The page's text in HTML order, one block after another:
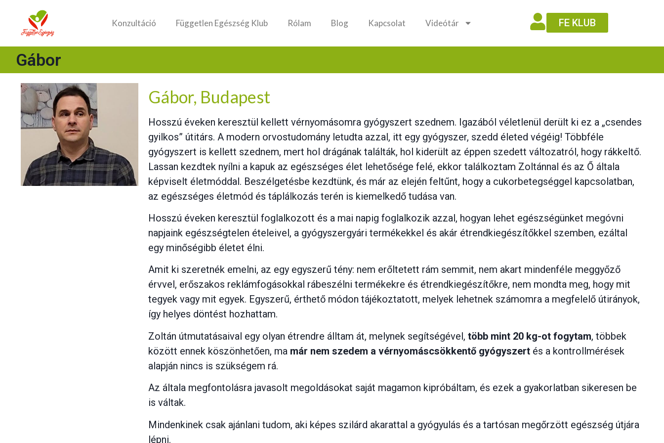
Konzultáció Független Egészség Klub Rólam Blog Kapcsolat Videótár FE KLUB
Gábor
Gábor, Budapest
Hosszú éveken keresztül kellett vérnyomásomra gyógyszert szednem. Igazából véletlenül derült ki ez a „csendes
gyilkos” útitárs. A modern orvostudomány letudta azzal, itt egy gyógyszer, szedd életed végéig! Többféle
gyógyszert is kellett szednem, mert hol drágának találták, hol kiderült az éppen szedett változatról, hogy rákkeltő.
Lassan kezdtek nyílni a kapuk az egészséges élet lehetősége felé, ekkor találkoztam Zoltánnal és az Ő általa
képviselt életmóddal. Beszélgetésbe kezdtünk, és már az elején feltűnt, hogy a cukorbetegséggel kapcsolatban,
az egészséges életmód és táplálkozás terén is kiemelkedő tudása van.
Hosszú éveken keresztül foglalkozott és a mai napig foglalkozik azzal, hogyan lehet egészségünket megóvni
napjaink egészségtelen ételeivel, a gyógyszergyári termékekkel és akár étrendkiegészítőkkel szemben, ezáltal
egy minőségibb életet élni.
Amit ki szeretnék emelni, az egy egyszerű tény: nem erőltetett rám semmit, nem akart mindenféle meggyőző
érvvel, erőszakos reklámfogásokkal rábeszélni termékekre és étrendkiegészítőkre, nem mondta meg, hogy mit
tegyek vagy mit egyek. Egyszerű, érthető módon tájékoztatott, melyek lehetnek számomra a megfelelő útirányok,
így helyes döntést hozhattam.
Zoltán útmutatásaival egy olyan étrendre álltam át, melynek segítségével,több mint 20 kg-ot fogytam, többek
között ennek köszönhetően, ma már nem szedem a vérnyomáscsökkentő gyógyszert és a kontrollmérések
alapján nincs is szükségem rá.
Az általa megfontolásra javasolt megoldásokat saját magamon kipróbáltam, és ezek a gyakorlatban sikeresen be
is váltak.
Mindenkinek csak ajánlani tudom, aki képes szilárd akarattal a gyógyulás és a tartósan megőrzött egészség útjára
lépni.